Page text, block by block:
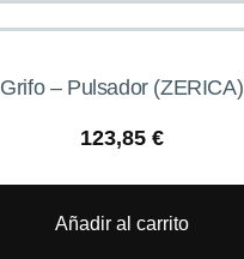
Grifo – Pulsador (ZERICA)
123,85 €
Añadir al carrito